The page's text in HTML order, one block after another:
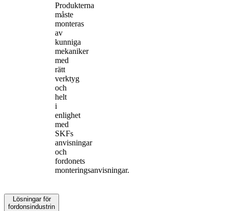
Produkterna
måste
monteras
av
kunniga
mekaniker
med
rätt
verktyg
och
helt
i
enlighet
med
SKFs
anvisningar
och
fordonets
monteringsanvisningar.
Lösningar för
fordonsindustrin